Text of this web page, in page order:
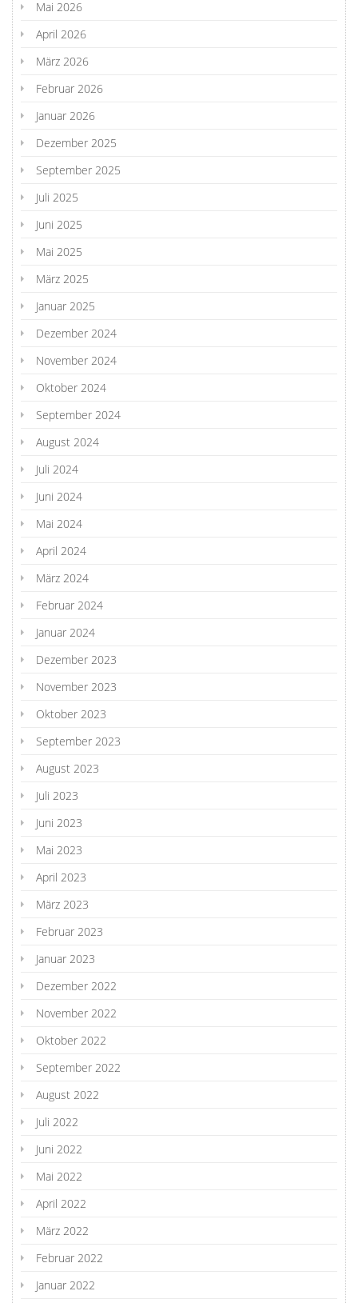
Mai 2026
April 2026
März 2026
Februar 2026
Januar 2026
Dezember 2025
September 2025
Juli 2025
Juni 2025
Mai 2025
März 2025
Januar 2025
Dezember 2024
November 2024
Oktober 2024
September 2024
August 2024
Juli 2024
Juni 2024
Mai 2024
April 2024
März 2024
Februar 2024
Januar 2024
Dezember 2023
November 2023
Oktober 2023
September 2023
August 2023
Juli 2023
Juni 2023
Mai 2023
April 2023
März 2023
Februar 2023
Januar 2023
Dezember 2022
November 2022
Oktober 2022
September 2022
August 2022
Juli 2022
Juni 2022
Mai 2022
April 2022
März 2022
Februar 2022
Januar 2022